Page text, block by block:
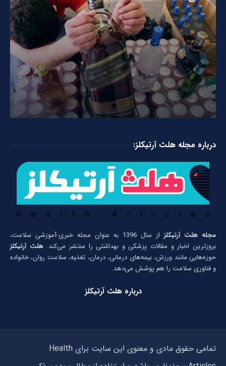
درباره مجله هلث آرتیکلز:
مجله هلث آرتیکلز
از سال 1396 به عنوان مجله خبری-آموزشی سلامت،
بروزترین اخبار و مقالات پزشکی و بهداشتی را منتشر می‌کند.هلث آرتیکلز
حوزه‌هایی مانند ورزش، بیمه‌های درمانی، درمان، تغذیه، سلامت روان، خانواده
و فناوری سلامت را هم پوشش می‌دهد.
درباره هلث آرتیکلز
تمامی حقوق مادی و معنوی این سایت برای Health